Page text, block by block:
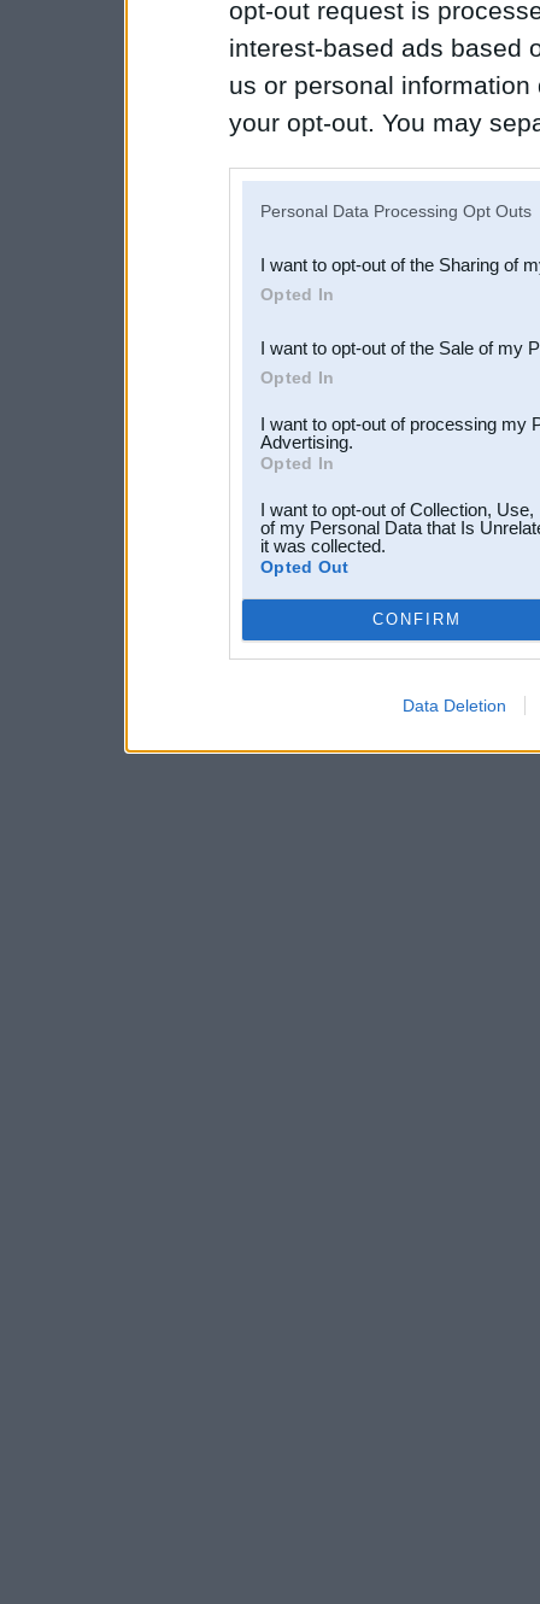
opt-out request is
interest-based ads based
us or personal
your opt-out. You may
Downstream Participants
third parties.
Personal Data Processing Opt Outs
I want to opt-out of the Sharing of
Opted In
I want to opt-out of the Sale of my
Opted In
I want to opt-out of processing my
Advertising.
Opted In
I want to opt-out of Collection,
of my Personal Data that Is
it was collected.
Opted Out
CONFIRM
Data Deletion